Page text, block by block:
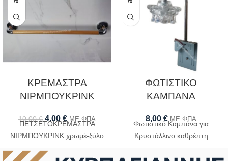
ΚΡΕΜΑΣΤΡΑ
ΝΙΡΜΠΟΥΚΡΙΝΚ
10,00€ 4,00 € ΜΕ ΦΠΑ
ΠΕΤΣΕΤΟΚΡΕΜΑΣΤΡΑ
ΝΙΡΜΠΟΥΚΡΙΝΚ χρωμέ-ξύλο
ΦΩΤΙΣΤΙΚΟ
ΚΑΜΠΑΝΑ
8,00 € ΜΕ ΦΠΑ
Φωτιστικό Καμπάνα για
Κρυστάλλινο καθρέπτη